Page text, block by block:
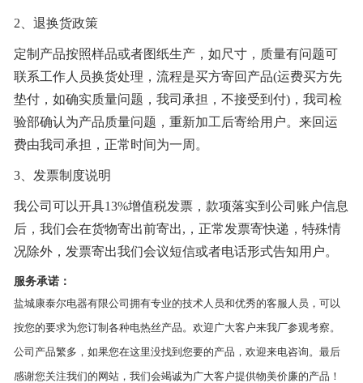
2、退换货政策
定制产品按照样品或者图纸生产，如尺寸，质量有问题可
联系工作人员换货处理，流程是买方寄回产品(运费买方先
垫付，如确实质量问题，我司承担，不接受到付)，我司检
验部确认为产品质量问题，重新加工后寄给用户。来回运
费由我司承担，正常时间为一周。
3、发票制度说明
我公司可以开具13%增值税发票，款项落实到公司账户信息
后，我们会在货物寄出前寄出,，正常发票寄快递，特殊情
况除外，发票寄出我们会议短信或者电话形式告知用户。
服务承诺：
盐城康泰尔电器有限公司拥有专业的技术人员和优秀的客服人员，可以
按您的要求为您订制各种电热丝产品。欢迎广大客户来我厂参观考察。
公司产品繁多，如果您在这里没找到您要的产品，欢迎来电咨询。最后
感谢您关注我们的网站，我们会竭诚为广大客户提供物美价廉的产品！